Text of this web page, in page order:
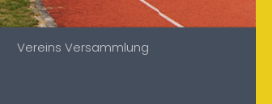
Vereins Versammlung